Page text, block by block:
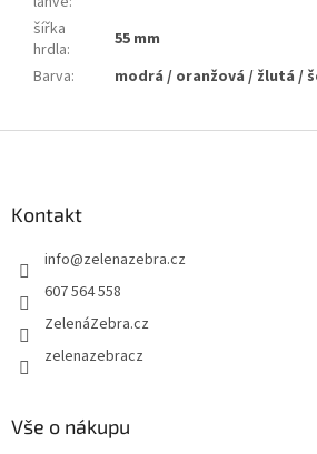
šířka
hrdla:
55 mm
Barva: modrá / oranžová / žlutá /
Kontakt
info@zelenazebra.cz
607 564 558
ZelenáZebra.cz
zelenazebracz
Vše o nákupu